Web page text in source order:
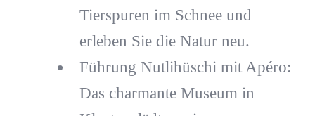
Tierspuren im Schnee und
erleben Sie die Natur neu.
Führung Nutlihüschi mit Apéro:
Das charmante Museum in